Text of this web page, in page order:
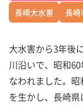
長崎大水害
長崎
大水害から3年後
川沿いで、昭和
なわれました。
を生かし、長崎